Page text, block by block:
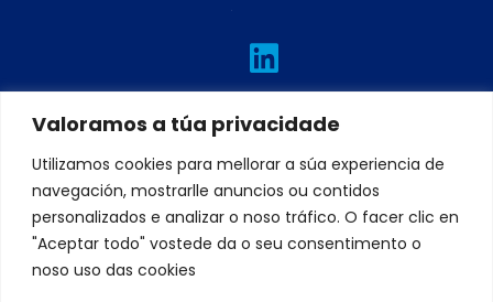
Valoramos a túa privacidade
Utilizamos cookies para mellorar a súa experiencia de
navegación, mostrarlle anuncios ou contidos
personalizados e analizar o noso tráfico. O facer clic en
"Aceptar todo" vostede da o seu consentimento o
noso uso das cookies
L
i
n
k
e
d
i
I
n
s
t
a
g
r
T
w
i
t
t
e
r
F
a
c
e
b
o
o
Y
o
u
t
u
b
e